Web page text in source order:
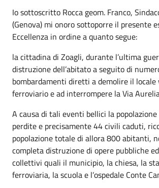
Io sottoscritto Rocca geom. Franco,
(Genova) mi onoro sottoporre il presente
Eccellenza in ordine a quanto segue:
la cittadina di Zoagli, durante l’ultima
distruzione dell’abitato a seguito di
bombardamenti diretti a demolire il
ferroviario e ad interrompere la Via
A causa di tali eventi bellici la
perdite e precisamente 44 civili caduti,
popolazione totale di allora 800 abitanti,
completa distruzione di opere pubbliche
collettivi quali il municipio, la chiesa, la
ferroviaria, la scuola e l’ospedale Conte